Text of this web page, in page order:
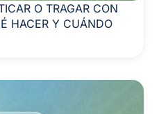
O TRAGAR CON
HACER Y CUÁNDO